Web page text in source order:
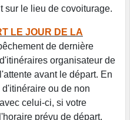
sur le lieu de covoiturage.
LE JOUR DE LA
de dernière
organisateur de
avant le départ. En
ou de non
celui-ci, si votre
prévu de départ,